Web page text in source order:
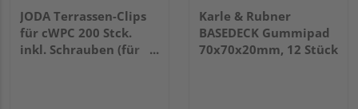
JODA Terrassen-Clips
für cWPC 200 Stck.
inkl. Schrauben (für
Karle & Rubner
BASEDECK Gummipad
70x70x20mm, 12 Stück